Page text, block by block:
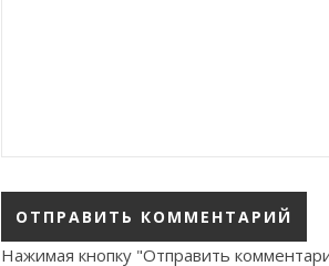
Нажимая кнопку "Отправить